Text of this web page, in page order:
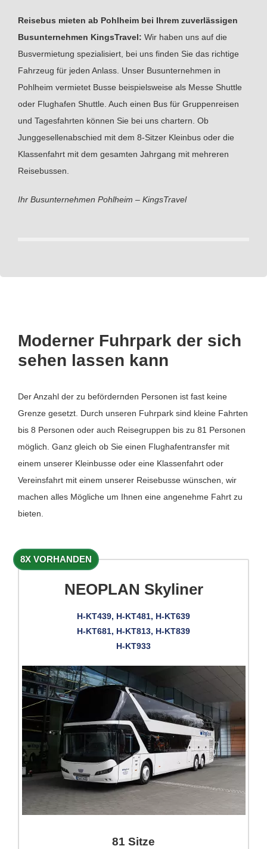
Reisebus mieten ab Pohlheim bei Ihrem zuverlässigen
Busunternehmen KingsTravel: Wir haben uns auf die
Busvermietung spezialisiert, bei uns finden Sie das richtige
Fahrzeug für jeden Anlass. Unser Busunternehmen in
Pohlheim vermietet Busse beispielsweise als Messe Shuttle
oder Flughafen Shuttle. Auch einen Bus für Gruppenreisen
und Tagesfahrten können Sie bei uns chartern. Ob
Junggesellenabschied mit dem 8-Sitzer Kleinbus oder die
Klassenfahrt mit dem gesamten Jahrgang mit mehreren
Reisebussen.
Ihr Busunternehmen Pohlheim – KingsTravel
Moderner Fuhrpark der sich
sehen lassen kann
Der Anzahl der zu befördernden Personen ist fast keine
Grenze gesetzt. Durch unseren Fuhrpark sind kleine Fahrten
bis 8 Personen oder auch Reisegruppen bis zu 81 Personen
möglich. Ganz gleich ob Sie einen Flughafentransfer mit
einem unserer Kleinbusse oder eine Klassenfahrt oder
Vereinsfahrt mit einem unserer Reisebusse wünschen, wir
machen alles Mögliche um Ihnen eine angenehme Fahrt zu
bieten.
8X VORHANDEN
NEOPLAN Skyliner
H-KT439, H-KT481, H-KT639
H-KT681, H-KT813, H-KT839
H-KT933
81 Sitze